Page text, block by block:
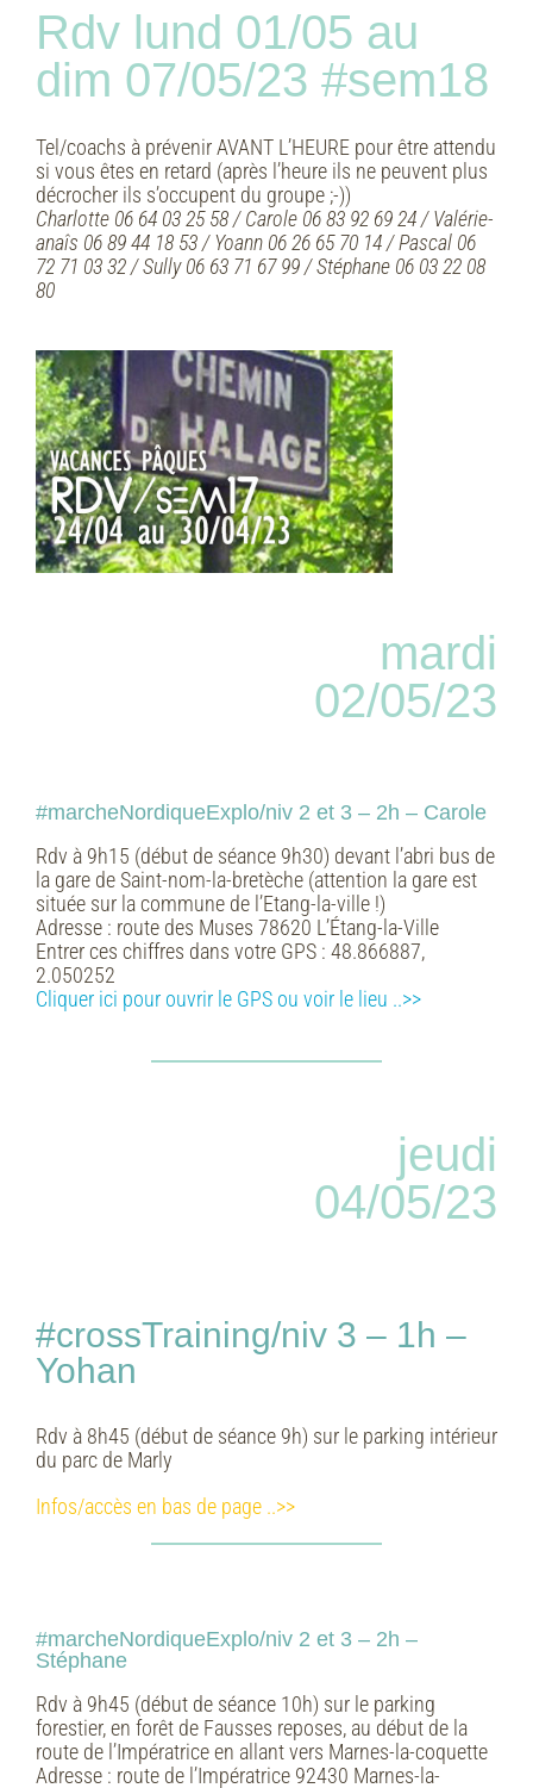
Rdv lund 01/05 au
dim 07/05/23 #sem18
Tel/coachs à prévenir AVANT L’HEURE pour être attendu
si vous êtes en retard (après l’heure ils ne peuvent plus
décrocher ils s’occupent du groupe ;-))
Charlotte 06 64 03 25 58 / Carole 06 83 92 69 24 / Valérie-
anaîs 06 89 44 18 53 / Yoann 06 26 65 70 14 /Pascal 06
72 71 03 32 / Sully 06 63 71 67 99 / Stéphane 06 03 22 08
80
mardi
02/05/23
#marcheNordiqueExplo/niv 2 et 3 – 2h – Carole
Rdv à 9h15 (début de séance 9h30) devant l’abri bus de
la gare de Saint-nom-la-bretèche (attention la gare est
située sur la commune de l’Etang-la-ville !)
Adresse : route des Muses 78620 L’Étang-la-Ville
Entrer ces chiffres dans votre GPS : 48.866887,
2.050252
Cliquer ici pour ouvrir le GPS ou voir le lieu ..>>
jeudi
04/05/23
#crossTraining/niv 3 – 1h –
Yohan
Rdv à 8h45 (début de séance 9h) sur le parking intérieur
du parc de Marly
Infos/accès en bas de page ..>>
#marcheNordiqueExplo/niv 2 et 3 – 2h –
Stéphane
Rdv à 9h45 (début de séance 10h) sur le parking
forestier, en forêt de Fausses reposes, au début de la
route de l’Impératrice en allant vers Marnes-la-coquette
Adresse : route de l’Impératrice 92430 Marnes-la-